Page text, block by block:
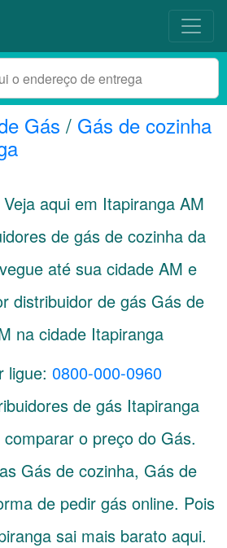
Gás / Gás de cozinha
aqui em Itapiranga AM
de gás de cozinha da
até sua cidade AM e
distribuidor de gás Gás de
na cidade Itapiranga
ligue: 0800-000-0960
de gás Itapiranga
o preço do Gás.
Gás de cozinha, Gás de
de pedir gás online. Pois
sai mais barato aqui.